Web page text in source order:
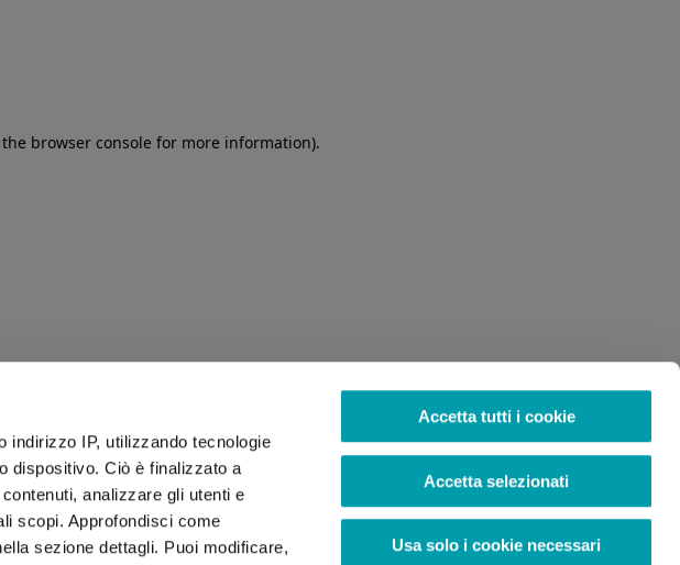
indirizzo IP, utilizzando tecnologie
dispositivo. Ciò è finalizzato a
analizzare gli utenti e
scopi. Approfondisci come
sezione dettagli. Puoi modificare,
Accetta tutti i cookie
Accetta selezionati
Usa solo i cookie necessari
browser console for more information).